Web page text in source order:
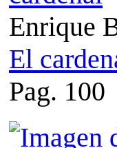
Enrique
El
Pag. 100